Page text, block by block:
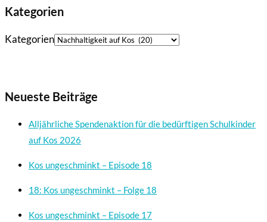
Kategorien
Kategorien
Neueste Beiträge
Alljährliche Spendenaktion für die bedürftigen Schulkinder
auf Kos 2026
Kos ungeschminkt – Episode 18
18: Kos ungeschminkt – Folge 18
Kos ungeschminkt – Episode 17